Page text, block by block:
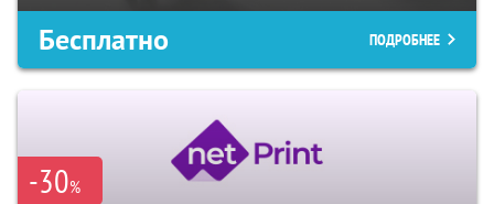
Бесплатно ПОДРОБНЕЕ
-30%